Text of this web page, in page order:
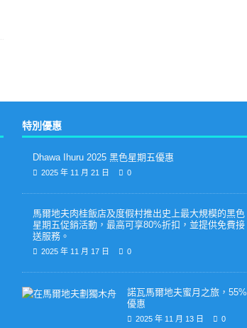
特別優惠
Dhawa Ihuru 2025 黑色星期五優惠
2025 年 11 月 21 日 0
馬爾地夫肉桂飯店及度假村推出史上最大規模的黑色
星期五促銷活動，最高可享80%折扣，並提供免費接
送服務。
2025 年 11 月 17 日 0
諾瓦馬爾地夫蜜月之旅，55%
優惠
2025 年 11 月 13 日 0